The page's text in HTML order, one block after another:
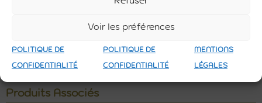
Voir les préférences
POLITIQUE DE
CONFIDENTIALITÉ
POLITIQUE DE
CONFIDENTIALITÉ
MENTIONS
LÉGALES
Produits Associés